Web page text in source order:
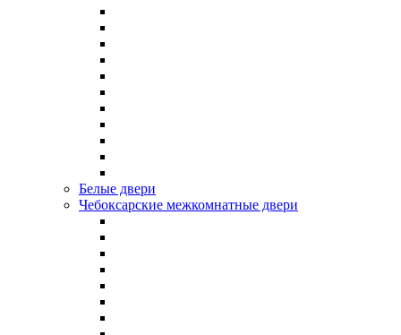
Белые двери
Чебоксарские межкомнатные двери